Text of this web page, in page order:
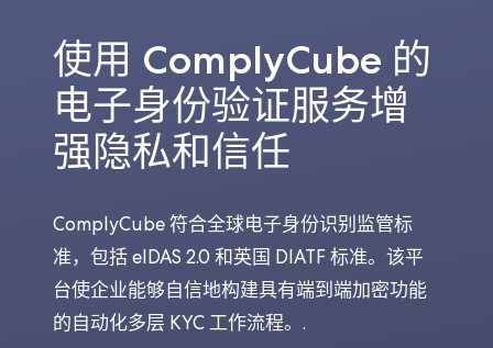
使用 ComplyCube 的
电子身份验证服务增
强隐私和信任
ComplyCube 符合全球电子身份识别监管标
准，包括 eIDAS 2.0 和英国 DIATF 标准。该平
台使企业能够自信地构建具有端到端加密功能
的自动化多层 KYC 工作流程。.